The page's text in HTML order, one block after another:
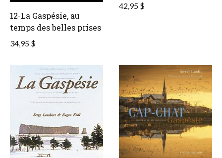
12-La Gaspésie, au
temps des belles prises
34,95 $
42,95 $